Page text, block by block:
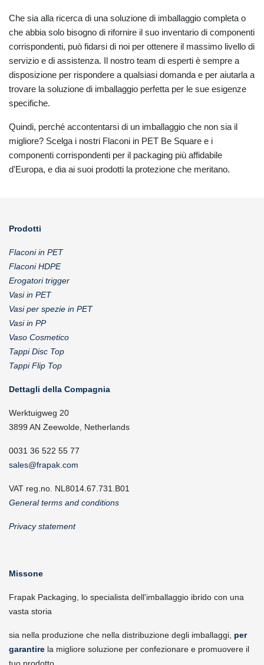
Che sia alla ricerca di una soluzione di imballaggio completa o
che abbia solo bisogno di rifornire il suo inventario di componenti
corrispondenti, può fidarsi di noi per ottenere il massimo livello di
servizio e di assistenza. Il nostro team di esperti è sempre a
disposizione per rispondere a qualsiasi domanda e per aiutarla a
trovare la soluzione di imballaggio perfetta per le sue esigenze
specifiche.
Quindi, perché accontentarsi di un imballaggio che non sia il
migliore? Scelga i nostri Flaconi in PET Be Square e i
componenti corrispondenti per il packaging più affidabile
d'Europa, e dia ai suoi prodotti la protezione che meritano.
Prodotti
Flaconi in PET
Flaconi HDPE
Erogatori trigger
Vasi in PET
Vasi per spezie in PET
Vasi in PP
Vaso Cosmetico
Tappi Disc Top
Tappi Flip Top
Dettagli della Compagnia
Werktuigweg 20
3899 AN Zeewolde, Netherlands
0031 36 522 55 77
sales@frapak.com
VAT reg.no. NL8014.67.731.B01
General terms and conditions
Privacy statement
Missone
Frapak Packaging, lo specialista dell'imballaggio ibrido con una
vasta storia
sia nella produzione che nella distribuzione degli imballaggi, per
garantire la migliore soluzione per confezionare e promuovere il